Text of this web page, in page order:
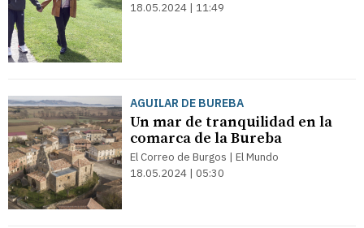
18.05.2024 | 11:49
AGUILAR DE BUREBA
Un mar de tranquilidad en la
comarca de la Bureba
El Correo de Burgos | El Mundo
18.05.2024 | 05:30